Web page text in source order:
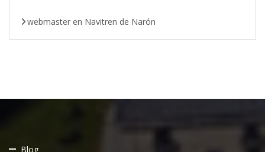
webmaster en Navitren de Narón
Blog